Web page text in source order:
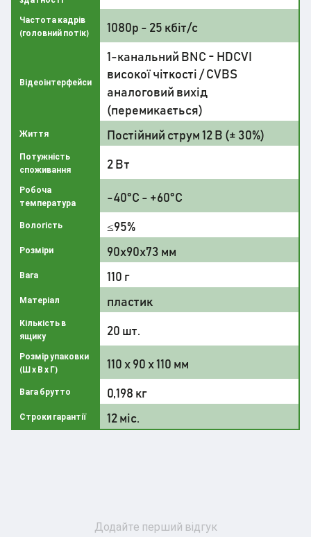
Частота кадрів
(головний потік)
1080p - 25 кбіт/с
Відеоінтерфейси
1-канальний BNC - HDCVI
високої чіткості / CVBS
аналоговий вихід
(перемикається)
Життя Постійний струм 12 В (± 30%)
Потужність
споживання
2 Вт
Робоча
температура
-40°C - +60°C
Вологість ≤95%
Розміри 90х90х73 мм
Вага 110 г
Матеріал пластик
Кількість в
ящику
20 шт.
Розмір упаковки
(Ш х В х Г)
110 x 90 x 110 мм
Вага брутто 0,198 кг
Строки гарантії 12 міс.
Додайте перший відгук